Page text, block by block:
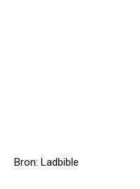
Bron: Ladbible